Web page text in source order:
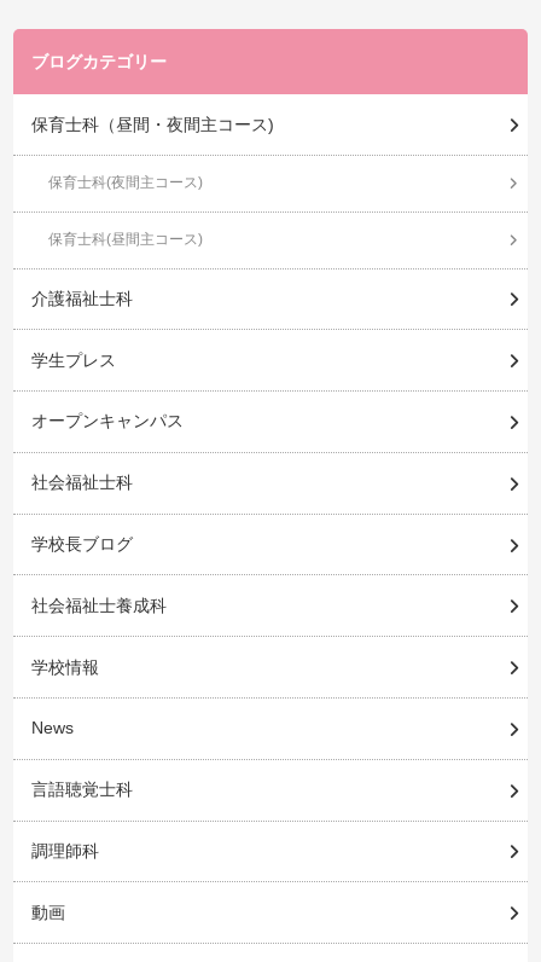
ブログカテゴリー
保育士科（昼間・夜間主コース)
保育士科(夜間主コース)
保育士科(昼間主コース)
介護福祉士科
学生プレス
オープンキャンパス
社会福祉士科
学校長ブログ
社会福祉士養成科
学校情報
News
言語聴覚士科
調理師科
動画